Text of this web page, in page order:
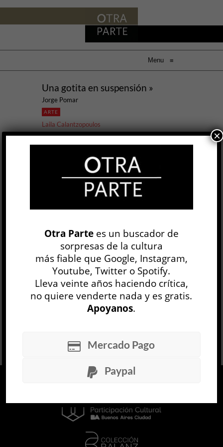
Menu ≡
Una gotita en suspensión »
Jorge Pomar
ARTE
Laila Calantzopoulos
25 MAR, 2021
violencia es en realidad la historia de la cultura.
El relato del ascenso del hombre se erige sobre
la invención de un artefacto letal. Desde piedras
afiladas destinadas a despellejar, cortar y
penetrar la carne de propios y ajenos hasta
láser, el origen de la evolución del héroe se
funda en el refinamie...
LEER MÁS
Otra Partees un buscador de
sorpresas de la cultura
más fiable que Google, Instagram,
Youtube, Twitter o Spotify.
Lleva veinte años haciendo crítica,
no quiere venderte nada y es gratis.
Apoyanos.
Mercado Pago
Paypal
×